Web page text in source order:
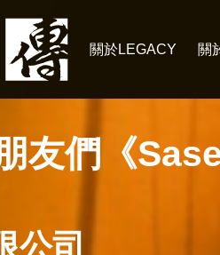
關於LEGACY 關
友們《
公司